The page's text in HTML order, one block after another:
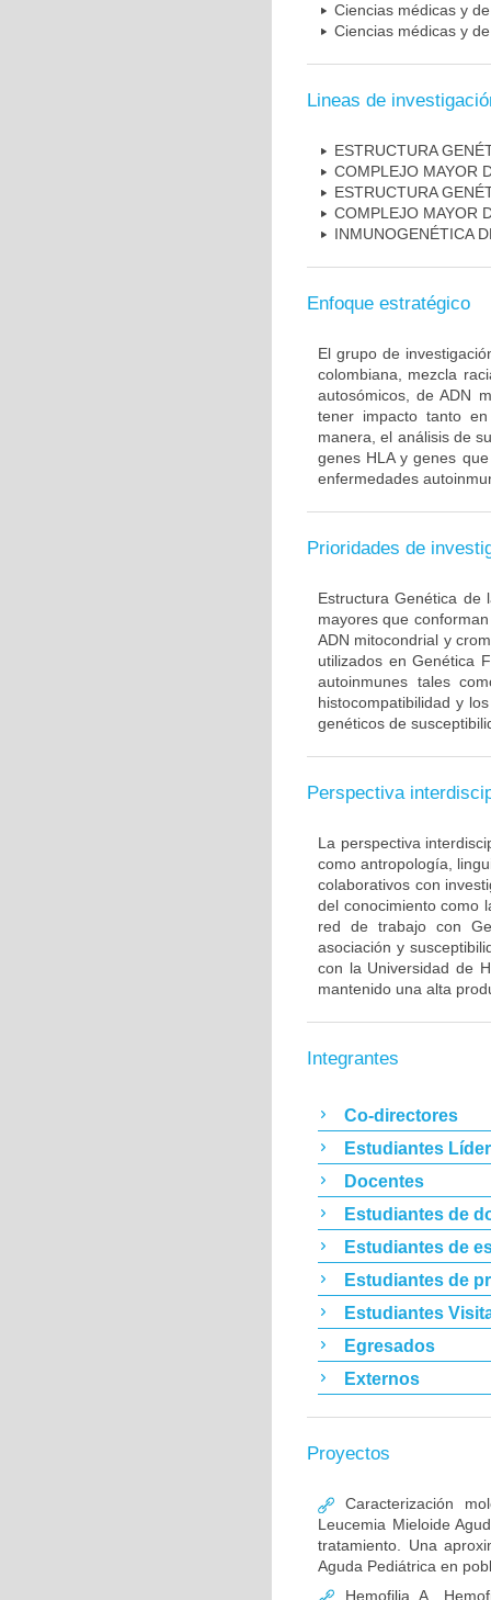
Ciencias médicas y
Ciencias médicas y
Lineas de
ESTRUCTURA
COMPLEJO MAYOR
ESTRUCTURA
COMPLEJO MAYOR
INMUNOGENÉTICA
Enfoque estratégico
El grupo de
colombiana, mezcla
autosómicos, de ADN
tener impacto tanto
manera, el análisis de
genes HLA y genes
enfermedades
Prioridades de
Estructura Genética de
mayores que
ADN mitocondrial y
utilizados en Genética
autoinmunes tales
histocompatibilidad y
genéticos de
Perspectiva
La perspectiva
como antropología,
colaborativos con
del conocimiento como
red de trabajo con
asociación y
con la Universidad de
mantenido una alta
Integrantes
Co-directores
Estudiantes
Docentes
Estudiantes de
Estudiantes de
Estudiantes de
Estudiantes
Egresados
Externos
Proyectos
Caracterización
Leucemia Mieloide
tratamiento. Una
Aguda Pediátrica en
Hemofilia A,